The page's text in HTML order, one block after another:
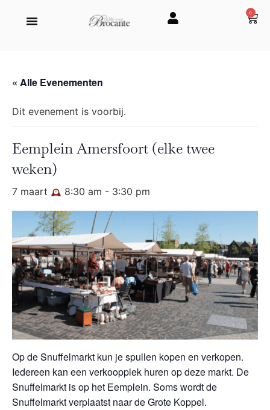
0
« Alle Evenementen
Dit evenement is voorbij.
Eemplein Amersfoort (elke twee
weken)
7 maart 8:30 am - 3:30 pm
Op de Snuffelmarkt kun je spullen kopen en verkopen.
Iedereen kan een verkoopplek huren op deze markt. De
Snuffelmarkt is op het Eemplein. Soms wordt de
Snuffelmarkt verplaatst naar de Grote Koppel.